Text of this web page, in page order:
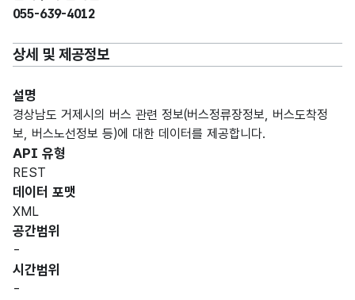
055-639-4012
상세 및 제공정보
설명
경상남도 거제시의 버스 관련 정보(버스정류장정보, 버스도착정
보, 버스노선정보 등)에 대한 데이터를 제공합니다.
API 유형
REST
데이터 포맷
XML
공간범위
-
시간범위
-